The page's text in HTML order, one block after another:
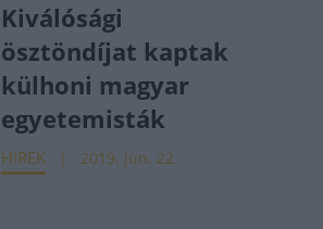
Kiválósági
ösztöndíjat kaptak
külhoni magyar
egyetemisták
HÍREK 2019. jún. 22.